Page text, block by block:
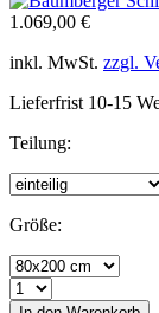
1.069,00 €
inkl. MwSt. zzgl.
Lieferfrist 10-15
Teilung:
Größe: